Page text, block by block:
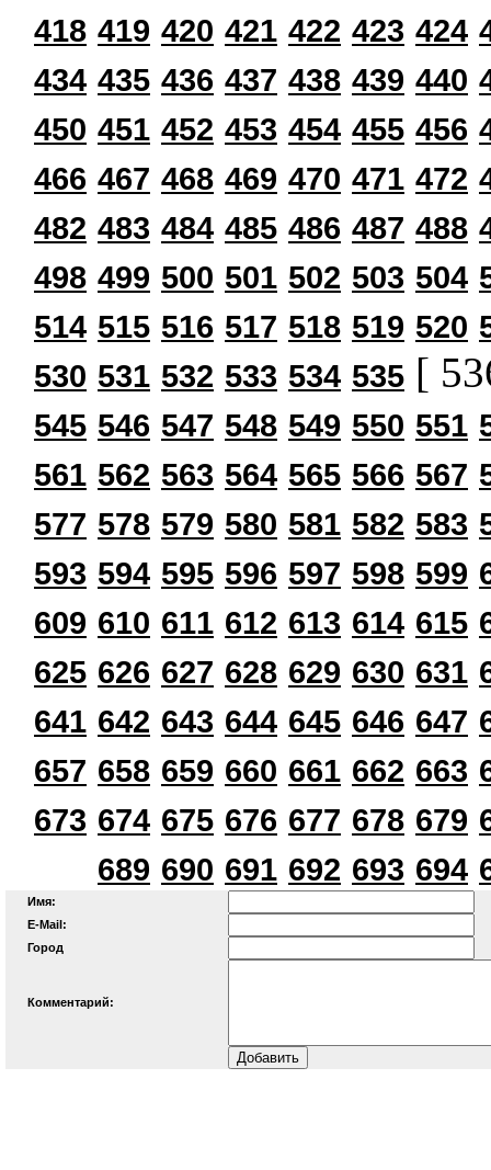
418 419 420 421 422 423 424
434 435 436 437 438 439 440
450 451 452 453 454 455 456
466 467 468 469 470 471 472
482 483 484 485 486 487 488
498 499 500 501 502 503 504
514 515 516 517 518 519 520
530 531 532 533 534 535 [
545 546 547 548 549 550 551
561 562 563 564 565 566 567
577 578 579 580 581 582 583
593 594 595 596 597 598 599
609 610 611 612 613 614 615
625 626 627 628 629 630 631
641 642 643 644 645 646 647
657 658 659 660 661 662 663
673 674 675 676 677 678 679
689 690 691 692 693 694
Имя:
E-Mail:
Город
Комментарий: